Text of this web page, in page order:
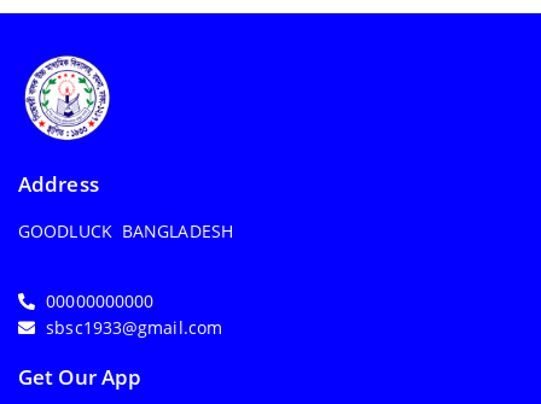
Address
GOODLUCK BANGLADESH
00000000000
sbsc1933@gmail.com
Get Our App